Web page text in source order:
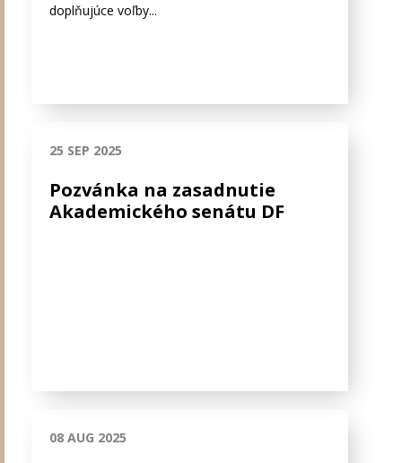
doplňujúce voľby...
25 SEP 2025
Pozvánka na zasadnutie
Akademického senátu DF
08 AUG 2025